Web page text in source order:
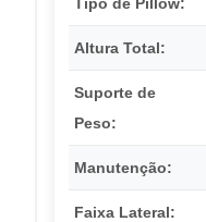
Altura Total:
Suporte de
Peso:
Manutenção:
Faixa Lateral: